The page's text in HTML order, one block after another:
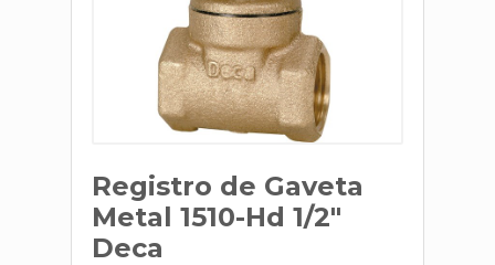
Registro de Gaveta
Metal 1510-Hd 1/2"
Deca